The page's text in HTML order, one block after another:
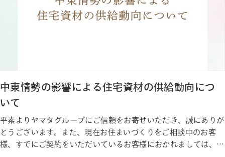
中東情勢の影響による住宅資材の供給動向につ
いて
平素よりヤマタグループにご信頼をお寄せいただき、誠にありが
とうございます。また、現在お住まいづくりをご相談中のお客
様、すでにご契約をいただいているお客様におかれましては、大